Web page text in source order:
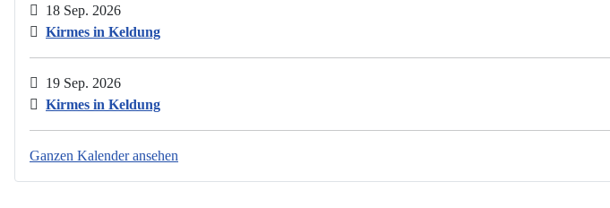
18 Sep. 2026
Kirmes in Keldung
19 Sep. 2026
Kirmes in Keldung
Ganzen Kalender ansehen